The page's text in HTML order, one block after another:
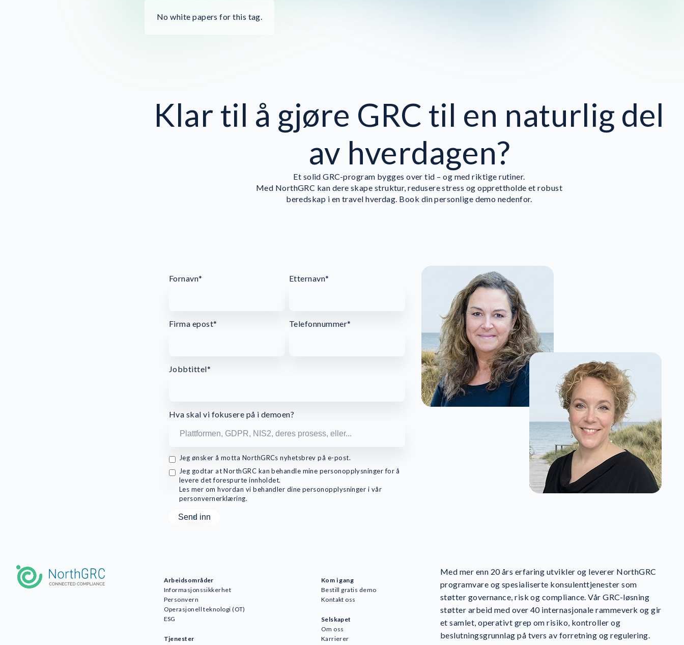
No white papers for this tag.
Klar til å gjøre GRC til en naturlig del
av hverdagen?
Et solid GRC-program bygges over tid – og med riktige rutiner.
Med NorthGRC kan dere skape struktur, redusere stress og opprettholde et robust
beredskap i en travel hverdag. Book din personlige demo nedenfor.
Fornavn* Etternavn*
Firma epost* Telefonnummer*
Jobbtittel*
Hva skal vi fokusere på i demoen?
Jeg ønsker å motta NorthGRCs nyhetsbrev på e-post.
Jeg godtar at NorthGRC kan behandle mine personopplysninger for å
levere det forespurte innholdet.
Les mer om hvordan vi behandler dine personopplysninger i vår
personvernerklæring.
Arbeidsområder
Informasjonssikkerhet
Personvern
Operasjonell teknologi (OT)
ESG
Tjenester
Kom i gang
Bestill gratis demo
Kontakt oss
Selskapet
Om oss
Karrierer
Med mer enn 20 års erfaring utvikler og leverer NorthGRC
programvare og spesialiserte konsulenttjenester som
støtter governance, risk og compliance. Vår GRC-løsning
støtter arbeid med over 40 internasjonale rammeverk og gir
et samlet, operativt grep om risiko, kontroller og
beslutningsgrunnlag på tvers av forretning og regulering.